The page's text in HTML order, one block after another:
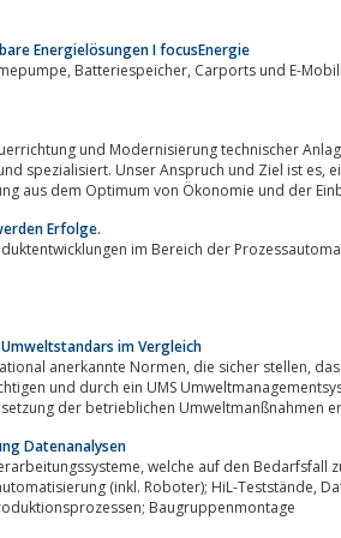
Energielösungen I focusEnergie
und Modernisierung technischer
Unser Anspruch und Ziel ist es, eine auf Ihre Bedürfnisse
aus dem Optimum von Ökonomie und der
Erfolge.
im Bereich der
im Vergleich
sicher stellen, dass Unternehmen in der Norm
und durch ein UMS
Umsetzung der betrieblichen
Datenanalysen
den Bedarfsfall zugeschnitten sind.
(inkl. Roboter); HiL-Teststände, Datenanalysen und Tools zur
Baugruppenmontage